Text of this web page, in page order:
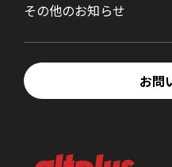
その他のお知らせ
お問